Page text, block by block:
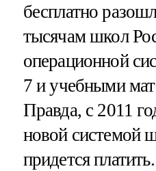
бесплатно
тысячам школ
операционной
7 и учебными
Правда, с 2011
новой системой
придется